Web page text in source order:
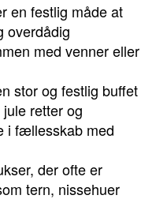
en festlig måde at
overdådig
med venner eller
stor og festlig buffet
retter og
i fællesskab med
der ofte er
tern, nissehuer